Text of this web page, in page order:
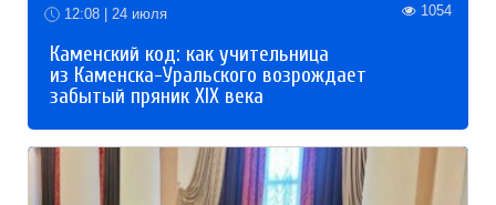
12:08 | 24 июля 1054
Каменский код: как учительница
из Каменска-Уральского возрождает
забытый пряник XIX века